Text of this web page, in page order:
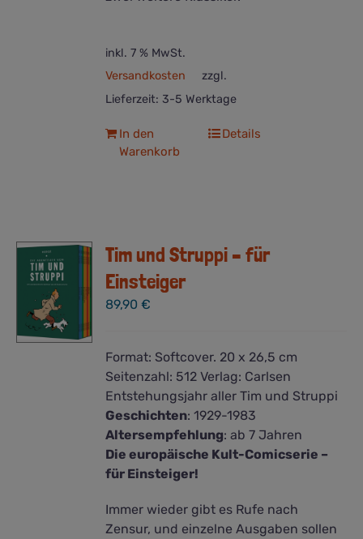
inkl. 7 % MwSt.
zzgl.
Versandkosten
Lieferzeit: 3-5 Werktage
In den
Warenkorb
Details
Tim und Struppi – für
Einsteiger
89,90€
Format: Softcover. 20 x 26,5 cm
Seitenzahl: 512Verlag: Carlsen
Entstehungsjahr aller Tim und Struppi
Geschichten: 1929-1983
Altersempfehlung: ab 7 Jahren
Die europäische Kult-Comicserie –
für Einsteiger!
Immer wieder gibt es Rufe nach
Zensur, und einzelne Ausgaben sollen